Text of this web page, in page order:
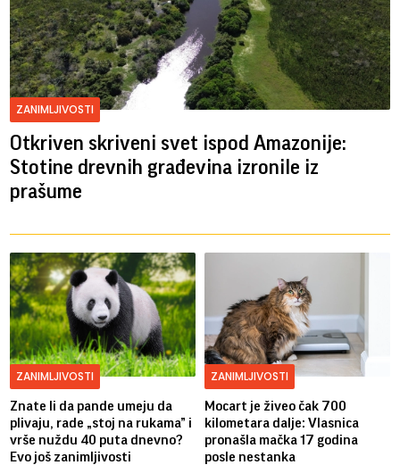
ZANIMLJIVOSTI
Otkriven skriveni svet ispod Amazonije:
Stotine drevnih građevina izronile iz
prašume
ZANIMLJIVOSTI
Znate li da pande umeju da
plivaju, rade „stoj na rukama” i
vrše nuždu 40 puta dnevno?
Evo još zanimljivosti
ZANIMLJIVOSTI
Mocart je živeo čak 700
kilometara dalje: Vlasnica
pronašla mačka 17 godina
posle nestanka